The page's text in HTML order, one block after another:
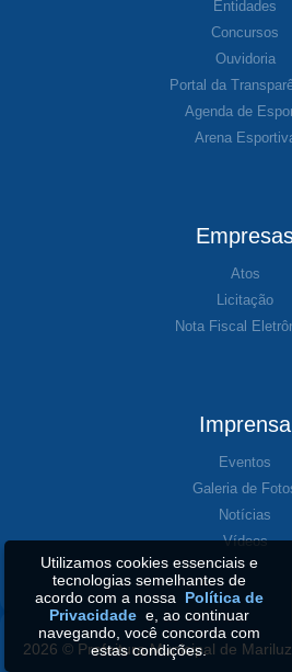
Entidades
Concursos
Ouvidoria
Portal da
Agenda de
Arena
Atos
Licitação
Nota Fiscal
Imprensa
Eventos
Galeria de
Notícias
Vídeos
2026 © Prefeitura Municipal de
Utilizamos cookies essenciais e
tecnologias semelhantes de
acordo com a nossa Política de
Privacidadee, ao continuar
navegando, você concorda com
estas condições.